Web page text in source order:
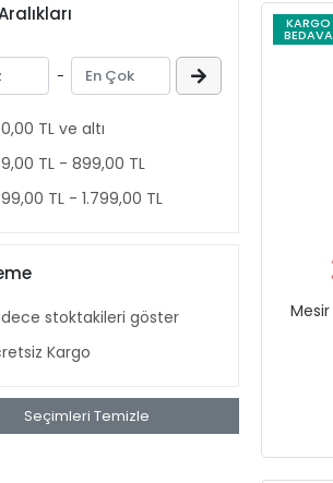
-
TL ve altı
TL - 899,00 TL
TL - 1.799,00 TL
stoktakileri göster
Kargo
Seçimleri Temizle
KARGO
BEDAVA